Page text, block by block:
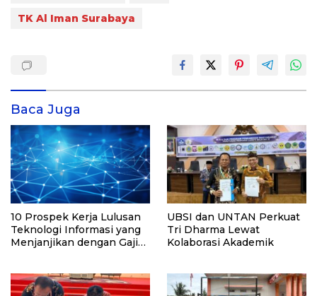
TK Al Iman Surabaya
Baca Juga
10 Prospek Kerja Lulusan
Teknologi Informasi yang
Menjanjikan dengan Gaji
UBSI dan UNTAN Perkuat
Tri Dharma Lewat
Kolaborasi Akademik